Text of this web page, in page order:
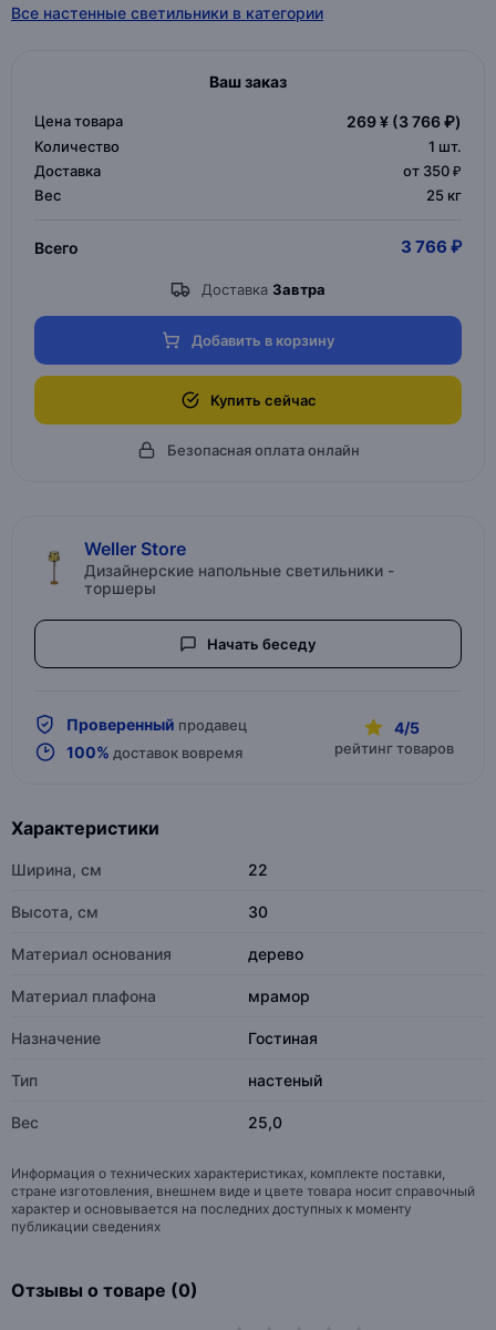
Все настенные светильники в категории
Ваш заказ
Цена товара 269 ¥ (3 766 ₽)
Количество 1 шт.
Доставка
от 350 ₽
Вес
25 кг
Всего 3 766 ₽
Доставка Завтра
Добавить в корзину
Купить сейчас
Безопасная оплата онлайн
Weller Store
Дизайнерские напольные светильники -
торшеры
Начать беседу
Проверенный продавец
100% доставок вовремя
4/5
рейтинг товаров
Характеристики
Ширина, см 22
Высота, см 30
Материал основания дерево
Материал плафона мрамор
Назначение Гостиная
Тип настеный
Вес 25,0
Информация о технических характеристиках, комплекте поставки,
стране изготовления, внешнем виде и цвете товара носит справочный
характер и основывается на последних доступных к моменту
публикации сведениях
Отзывы о товаре (0)